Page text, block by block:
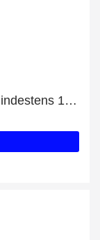
Geben Sie aus und erhalten Sie mindestens 15% Rabatt für Foundation Refill